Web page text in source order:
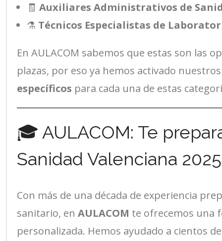
🧾 Auxiliares Administrativos de
⚗️ Técnicos Especialistas de
En AULACOM sabemos que estas son las
plazas, por eso ya hemos activado
específicos para cada una de estas
🎓 AULACOM: Te
Sanidad Valenciana 2025
Con más de una década de experiencia
sanitario, en AULACOM te ofrecemos una
personalizada. Hemos ayudado a cientos